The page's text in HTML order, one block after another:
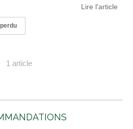
Lire l'article
1 article